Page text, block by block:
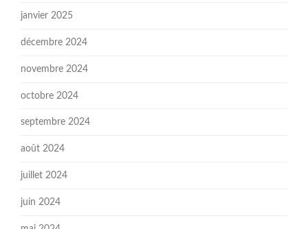
janvier 2025
décembre 2024
novembre 2024
octobre 2024
septembre 2024
août 2024
juillet 2024
juin 2024